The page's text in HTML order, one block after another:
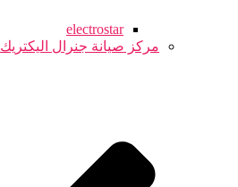
electrostar
مركز صيانة جنرال اليكتريك